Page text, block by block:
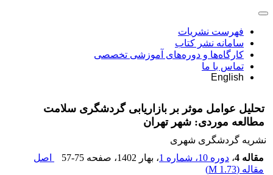
فهرست نشریات
سامانه نشر کتاب
کارگاه‌ها و دوره‌های آموزشی تخصصی
تماس با ما
English
تحلیل عوامل موثر بر بازاریابی گردشگری سلامت
مطالعه موردی: شهر تهران
نشریه گردشگری شهری
مقاله 4
، دوره 10، شماره 1 ، بهار 1402 ، صفحه 57-75
اصل
مقاله (1.73 M
)